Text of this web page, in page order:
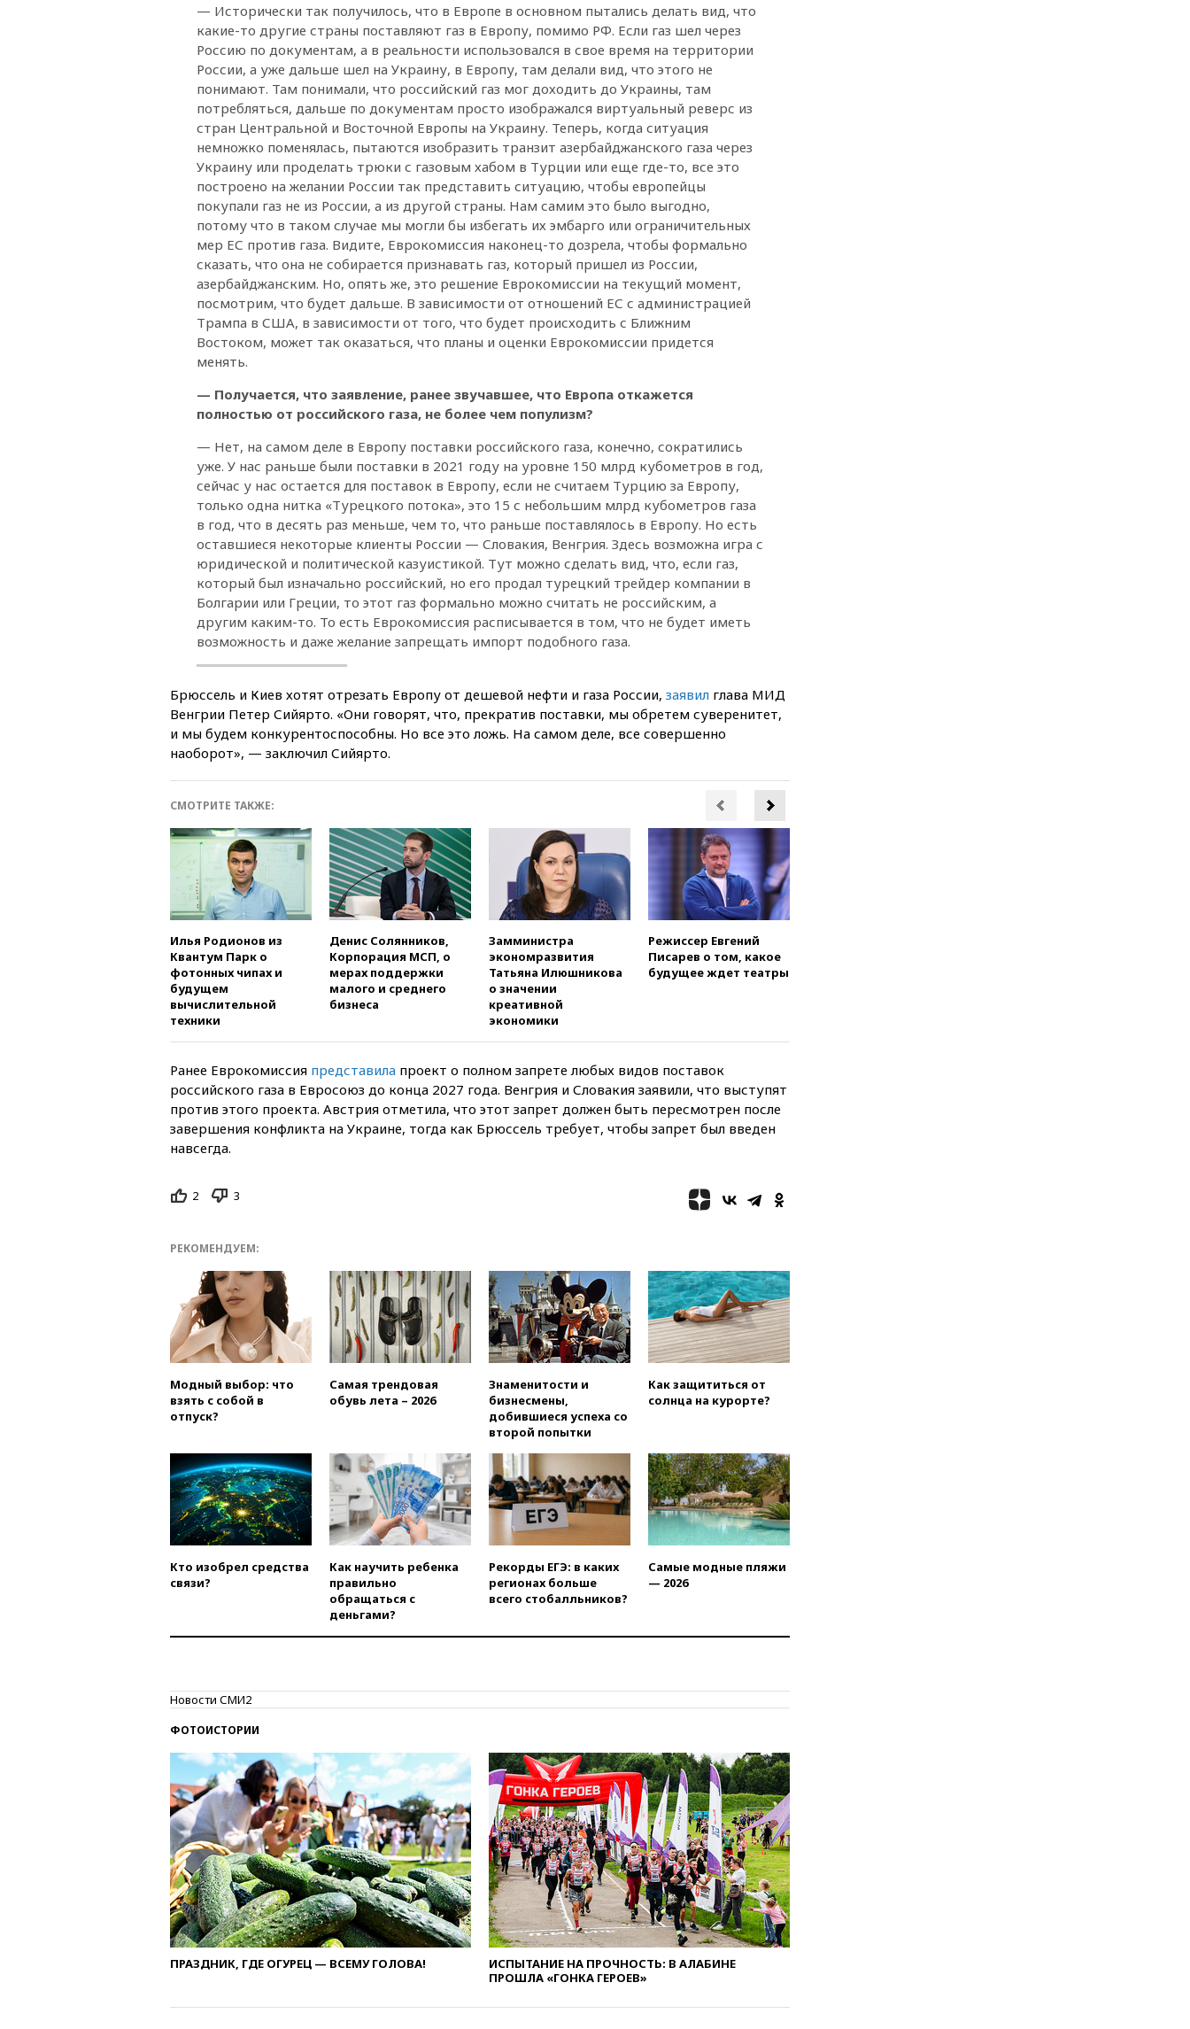
вчера, 22:20 Путин назвал 76-ю
гвардейскую десантно-
штурмовую дивизию
легендарной
вчера, 22:15Путин заслушал
доклад о ситуации на
добропольском направлении
вчера, 21:58 Генпрокуратура
признала нежелательным в
РФ американский Human
Rights Foundation
вчера, 21:35«Аэрофлот»
отменяет часть рейсов в Сочи
и Геленджик
вчера, 21:25 Руслан Терновой
выиграл золото чемпионата
Европы в прыжках с 10-
концессии строительства ж/д
обсуждают эксперимент по
онлайн-продаже алкоголя
вчера, 20:45
Матвиенко:
россиянам могут
рекомендовать не посещать
Армению
вчера, 20:35ПВО за день
сбила еще 281 украинский
беспилотник над Россией
вчера, 20:27 Ямпольская
призвала оптимизировать
вчера, 20:15
предложил оплачивать
защиту дорог от БПЛА из
вчера, 20:00Зеленский 8
августа посетит Сербию с
официальным визитом
вчера, 19:58
В Госдуму будет
внесен законопроект об
отмене ЕГЭ
вчера, 19:50
Аэропорты Сочи и
Ярославля приостановили
вчера, 19:35WP: Трамп
призвал доноров-
2022 года
вчера, 19:15Жуковский и
аэропорт Геленджика
возобновили работу
званий добровольцам
Euractiv: восток
вчера, 18:35В Жуковском и
аэропорту Геленджика
введены ограничения
вчера, 18:21Зюганов
присоединился к критике
«Яблока»
вчера, 18:15 Четыре человека
пострадали при атаках ВСУ на
Белгородскую область
вчера, 18:00Совет мира
выбрал подрядчика для
строительства военной базы в
Газе
вчера, 17:50Миронов призвал
снять «Яблоко» с выборов в
вчера, 17:45Правительство
получит «золотую акцию» в
Шереметьево
автобусу в Запорожской
области
Сочи и Геленджика сняты
ограничения
вчера, 17:17Власти РФ
помогут пострадавшему от
атак на склады Wildberries
бизнесу
вчера, 16:55Экс-директору
Popcorn Books запросили
четыре года условно
вчера, 16:46ЦБ:
международные резервы
России снизились
восстановление Херсонской
— Исторически так получилось, что в Европе в основном пытались делать вид, что
какие-то другие страны поставляют газ в Европу, помимо РФ. Если газ шел через
Россию по документам, а в реальности использовался в свое время на территории
России, а уже дальше шел на Украину, в Европу, там делали вид, что этого не
понимают. Там понимали, что российский газ мог доходить до Украины, там
потребляться, дальше по документам просто изображался виртуальный реверс из
стран Центральной и Восточной Европы на Украину. Теперь, когда ситуация
немножко поменялась, пытаются изобразить транзит азербайджанского газа через
Украину или проделать трюки с газовым хабом в Турции или еще где-то, все это
построено на желании России так представить ситуацию, чтобы европейцы
покупали газ не из России, а из другой страны. Нам самим это было выгодно,
потому что в таком случае мы могли бы избегать их эмбарго или ограничительных
мер ЕС против газа. Видите, Еврокомиссия наконец-то дозрела, чтобы формально
сказать, что она не собирается признавать газ, который пришел из России,
азербайджанским. Но, опять же, это решение Еврокомиссии на текущий момент,
посмотрим, что будет дальше. В зависимости от отношений ЕС с администрацией
Трампа в США, в зависимости от того, что будет происходить с Ближним
Востоком, может так оказаться, что планы и оценки Еврокомиссии придется
менять.
— Получается, что заявление, ранее звучавшее, что Европа откажется
полностью от российского газа, не более чем популизм?
— Нет, на самом деле в Европу поставки российского газа, конечно, сократились
уже. У нас раньше были поставки в 2021 году на уровне 150 млрд кубометров в год,
сейчас у нас остается для поставок в Европу, если не считаем Турцию за Европу,
только одна нитка «Турецкого потока», это 15 с небольшим млрд кубометров газа
в год, что в десять раз меньше, чем то, что раньше поставлялось в Европу. Но есть
оставшиеся некоторые клиенты России — Словакия, Венгрия. Здесь возможна игра с
юридической и политической казуистикой. Тут можно сделать вид, что, если газ,
который был изначально российский, но его продал турецкий трейдер компании в
Болгарии или Греции, то этот газ формально можно считать не российским, а
другим каким-то. То есть Еврокомиссия расписывается в том, что не будет иметь
возможность и даже желание запрещать импорт подобного газа.
Брюссель и Киев хотят отрезать Европу от дешевой нефти и газа России, заявил глава МИД
Венгрии Петер Сийярто. «Они говорят, что, прекратив поставки, мы обретем суверенитет,
и мы будем конкурентоспособны. Но все это ложь. На самом деле, все совершенно
наоборот», — заключил Сийярто.
СМОТРИТЕ ТАКЖЕ:
Илья Родионов из
Квантум Парк о
фотонных чипах и
будущем
вычислительной
техники
Денис Солянников,
Корпорация МСП, о
мерах поддержки
малого и среднего
бизнеса
Замминистра
экономразвития
Татьяна Илюшникова
о значении
креативной
экономики
Режиссер Евгений
Писарев о том, какое
будущее ждет театры
Ранее Еврокомиссия представила проект о полном запрете любых видов поставок
российского газа в Евросоюз до конца 2027 года. Венгрия и Словакия заявили, что выступят
против этого проекта. Австрия отметила, что этот запрет должен быть пересмотрен после
завершения конфликта на Украине, тогда как Брюссель требует, чтобы запрет был введен
навсегда.
2 3
РЕКОМЕНДУЕМ:
Модный выбор: что
взять с собой в
отпуск?
Самая трендовая
обувь лета – 2026
Знаменитости и
бизнесмены,
добившиеся успеха со
второй попытки
Как защититься от
солнца на курорте?
Кто изобрел средства
связи?
Как научить ребенка
правильно
обращаться с
деньгами?
Рекорды ЕГЭ: в каких
регионах больше
всего стобалльников?
Самые модные пляжи
— 2026
Новости СМИ2
ФОТОИСТОРИИ
ПРАЗДНИК, ГДЕ ОГУРЕЦ — ВСЕМУ ГОЛОВА!
ИСПЫТАНИЕ НА ПРОЧНОСТЬ: В АЛАБИНЕ
ПРОШЛА «ГОНКА ГЕРОЕВ»